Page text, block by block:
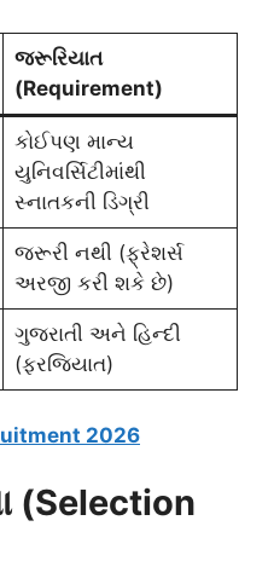
જરૂરિયાત
(Requirement)
કોઈપણ માન્ય
યુનિવર્સિટીમાંથી
સ્નાતકની ડિગ્રી
જરૂરી નથી (ફ્રેશર્સ
અરજી કરી શકે છે)
ગુજરાતી અને હિન્દી
(ફરજિયાત)
2026
(Selection